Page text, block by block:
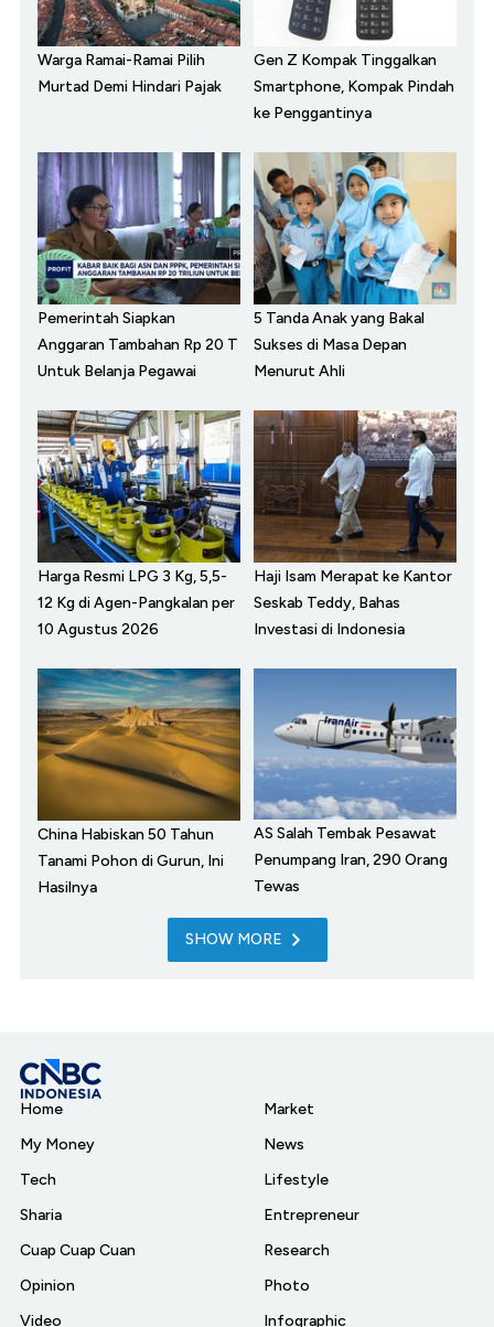
Warga Ramai-Ramai Pilih
Murtad Demi Hindari Pajak
Gen Z Kompak Tinggalkan
Smartphone, Kompak Pindah
ke Penggantinya
Pemerintah Siapkan
Anggaran Tambahan Rp 20 T
Untuk Belanja Pegawai
5 Tanda Anak yang Bakal
Sukses di Masa Depan
Menurut Ahli
Harga Resmi LPG 3 Kg, 5,5-
12 Kg di Agen-Pangkalan per
10 Agustus 2026
Haji Isam Merapat ke Kantor
Seskab Teddy, Bahas
Investasi di Indonesia
China Habiskan 50 Tahun
Tanami Pohon di Gurun, Ini
Hasilnya
AS Salah Tembak Pesawat
Penumpang Iran, 290 Orang
Tewas
SHOW MORE
Home
My Money
Tech
Sharia
Cuap Cuap Cuan
Opinion
Video
Market
News
Lifestyle
Entrepreneur
Research
Photo
Infographic